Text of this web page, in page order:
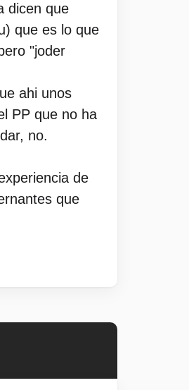
dicen que
que es lo que
"joder
ahi unos
PP que no ha
no.
de
que